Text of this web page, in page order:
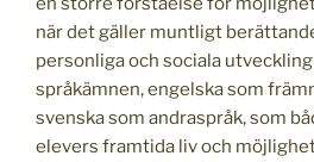
när det gäller muntligt
personliga och sociala
språkämnen, engelska som
svenska som andraspråk, som
elevers framtida liv och